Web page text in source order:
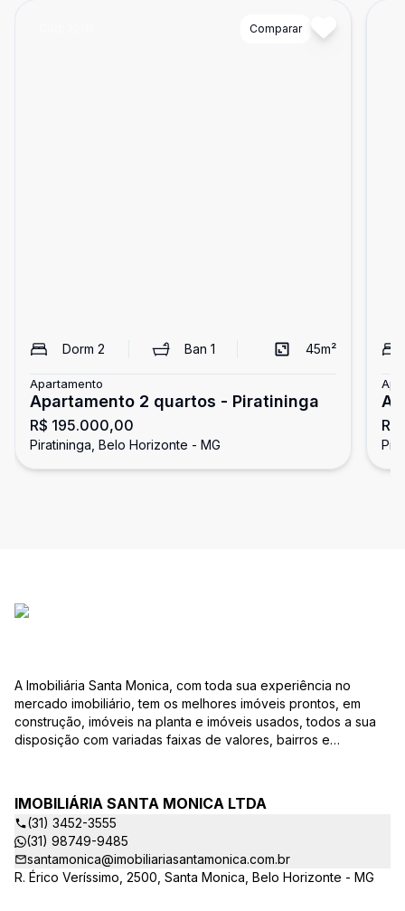
Comparar
Dorm 2 Ban 1 45m²
Apartamento
Apartamento 2 quartos - Piratininga
R$ 195.000,00
Piratininga, Belo Horizonte - MG
A Imobiliária Santa Monica, com toda sua experiência no
mercado imobiliário, tem os melhores imóveis prontos, em
construção, imóveis na planta e imóveis usados, todos a sua
disposição com variadas faixas de valores, bairros e
ao CRECI-EE – estarão sempre prontos para responder-lhe
todas as suas dúvidas sobre casas, apartamentos, terrenos,
salas comerciais e outros produtos imobiliários. Quais
vantagens que a Imobiliária Santa Monica lhe proporciona?
Parcerias com várias construtoras da sua cidade;
Acompanhamento e encaminhamento do financiamento
IMOBILIÁRIA SANTA MONICA LTDA
(31) 3452-3555
(31) 98749-9485
santamonica@imobiliariasantamonica.com.br
R. Érico Veríssimo, 2500, Santa Monica, Belo Horizonte - MG